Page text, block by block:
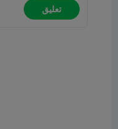
تعليق